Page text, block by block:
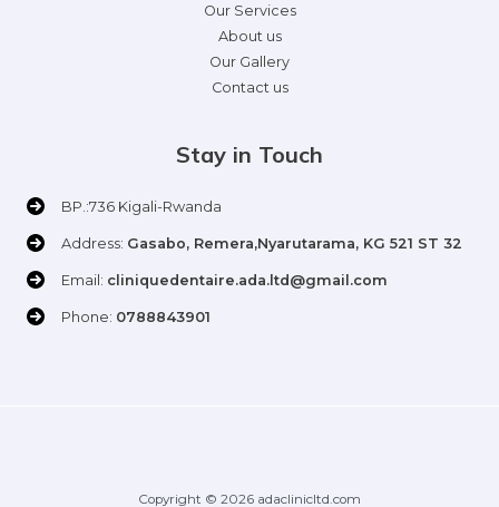
Our Services
About us
Our Gallery
Contact us
Stay in Touch
BP.:736 Kigali-Rwanda
Address: Gasabo, Remera,Nyarutarama, KG 521 ST 32
Email: cliniquedentaire.ada.ltd@gmail.com
Phone: 0788843901
Copyright © 2026 adaclinicltd.com